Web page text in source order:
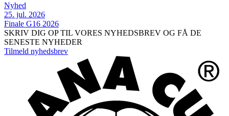
Nyhed
25. jul. 2026
Finale G16 2026
SKRIV DIG OP TIL VORES NYHEDSBREV OG FÅ DE
SENESTE NYHEDER
Tilmeld nyhedsbrev